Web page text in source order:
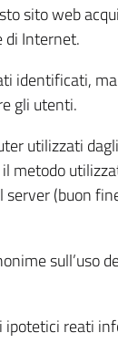
sito web
di Internet.
identificati,
gli utenti.
utilizzati
metodo
(buon
sull’uso
reati